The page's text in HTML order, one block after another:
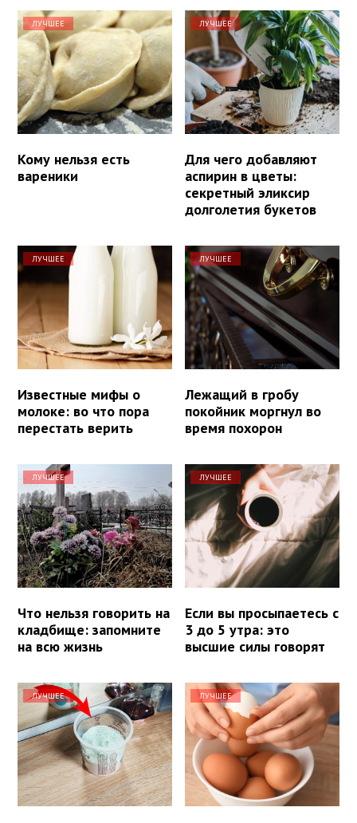
ЛУЧШЕЕ
Кому нельзя есть
вареники
ЛУЧШЕЕ
Для чего добавляют
аспирин в цветы:
секретный эликсир
долголетия букетов
ЛУЧШЕЕ
Известные мифы о
молоке: во что пора
перестать верить
ЛУЧШЕЕ
Лежащий в гробу
покойник моргнул во
время похорон
ЛУЧШЕЕ
Что нельзя говорить на
кладбище: запомните
на всю жизнь
ЛУЧШЕЕ
Если вы просыпаетесь с
3 до 5 утра: это
высшие силы говорят
ЛУЧШЕЕ ЛУЧШЕЕ